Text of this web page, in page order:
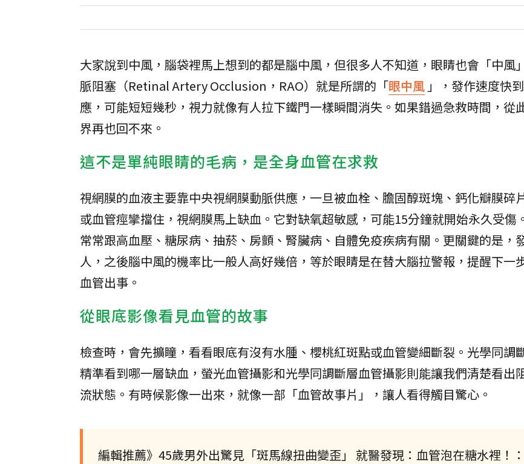
大家說到中風，腦袋裡馬上想到的都是腦中風，但很多人不知道，眼睛也會「中風
脈阻塞（Retinal Artery Occlusion，RAO）就是所謂的「眼中風 」，發作速度快
應，可能短短幾秒，視力就像有人拉下鐵門一樣瞬間消失。如果錯過急救時間，從
界再也回不來。
這不是單純眼睛的毛病，是全身血管在求救
視網膜的血液主要靠中央視網膜動脈供應，一旦被血栓、膽固醇斑塊、鈣化瓣膜碎
或血管痙攣擋住，視網膜馬上缺血。它對缺氧超敏感，可能15分鐘就開始永久受傷
常常跟高血壓、糖尿病、抽菸、房顫、腎臟病、自體免疫疾病有關。更關鍵的是，
人，之後腦中風的機率比一般人高好幾倍，等於眼睛是在替大腦拉警報，提醒下一
血管出事。
從眼底影像看見血管的故事
檢查時，會先擴瞳，看看眼底有沒有水腫、櫻桃紅斑點或血管變細斷裂。光學同調
精準看到哪一層缺血，螢光血管攝影和光學同調斷層血管攝影則能讓我們清楚看出
流狀態。有時候影像一出來，就像一部「血管故事片」，讓人看得觸目驚心。
編輯推薦》45歲男外出驚見「斑馬線扭曲變歪」 就醫發現：血管泡在糖水裡！：